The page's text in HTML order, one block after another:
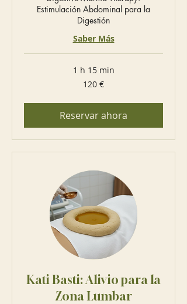
Estimulación Abdominal para la
Digestión
Saber Más
1 h 15 min
120 €
Reservar ahora
Kati Basti: Alivio para la
Zona Lumbar